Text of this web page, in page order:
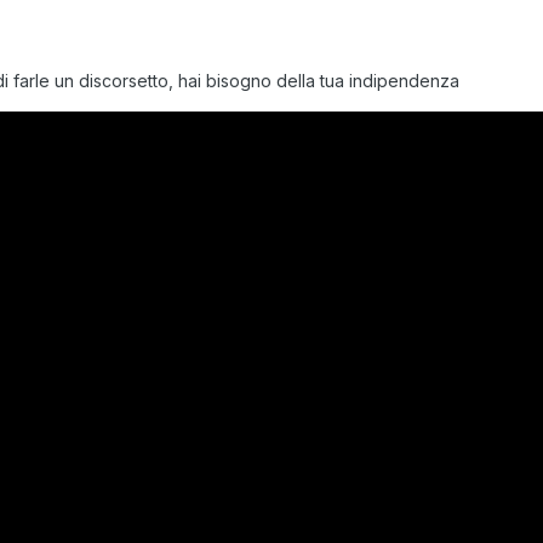
farle un discorsetto, hai bisogno della tua indipendenza